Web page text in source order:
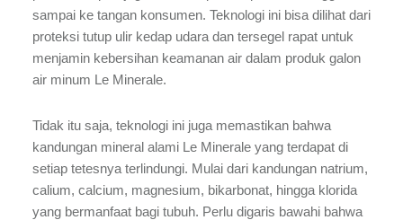
sampai ke tangan konsumen. Teknologi ini bisa dilihat dari
proteksi tutup ulir kedap udara dan tersegel rapat untuk
menjamin kebersihan keamanan air dalam produk galon
air minum Le Minerale.
Tidak itu saja, teknologi ini juga memastikan bahwa
kandungan mineral alami Le Minerale yang terdapat di
setiap tetesnya terlindungi. Mulai dari kandungan natrium,
calium, calcium, magnesium, bikarbonat, hingga klorida
yang bermanfaat bagi tubuh. Perlu digaris bawahi bahwa